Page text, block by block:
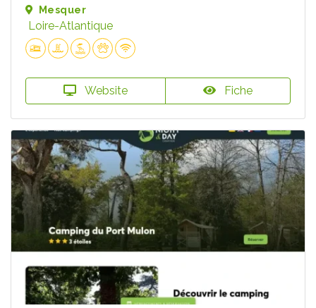
Mesquer
Loire-Atlantique
Website Fiche